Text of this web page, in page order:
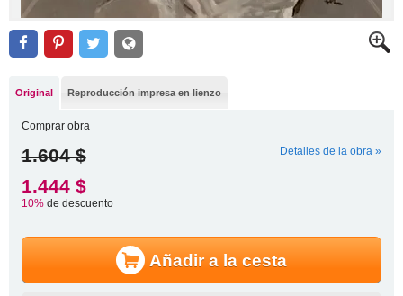
Original Reproducción impresa en lienzo
Comprar obra
1.604 $ Detalles de la obra »
1.444 $
10%de descuento
Añadir a la cesta